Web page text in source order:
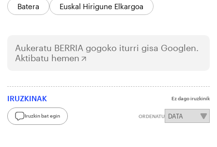
Batera
Euskal Hirigune Elkargoa
Aukeratu BERRIA gogoko iturri gisa Googlen.
Aktibatu hemen
IRUZKINAK Ez dago iruzkinik
Iruzkin bat egin ORDENATU